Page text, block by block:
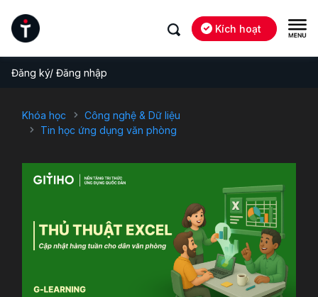
Kích hoạt
Đăng ký/ Đăng nhập
Khóa học
Công nghệ & Dữ liệu
Tin học ứng dụng văn phòng